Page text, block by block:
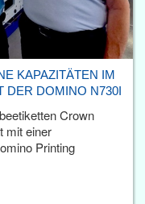
KAPAZITÄTEN IM
DER DOMINO N730I
Crown
mit einer
Printing